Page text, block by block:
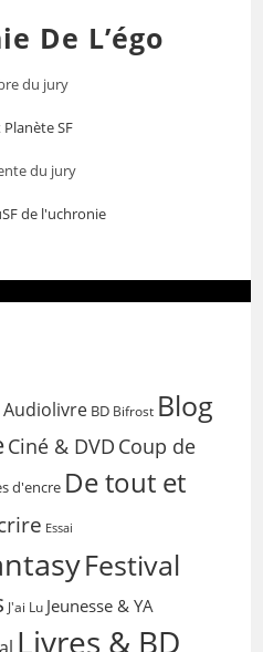
De L’égo
du jury
du jury
Audiolivre BD Bifrost Blog
Ciné & DVD Coup de
d'encre De tout et
Essai
Festival
J'ai Lu Jeunesse & YA
Livres & BD